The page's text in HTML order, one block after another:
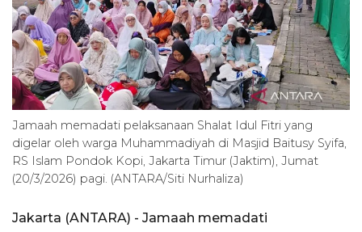
Jamaah memadati pelaksanaan Shalat Idul Fitri yang
digelar oleh warga Muhammadiyah di Masjid Baitusy Syifa,
RS Islam Pondok Kopi, Jakarta Timur (Jaktim), Jumat
(20/3/2026) pagi. (ANTARA/Siti Nurhaliza)
Jakarta (ANTARA) - Jamaah memadati